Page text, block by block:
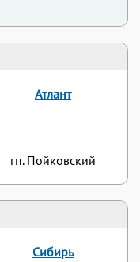
Сибирь
Атлант
гп. Пойковский